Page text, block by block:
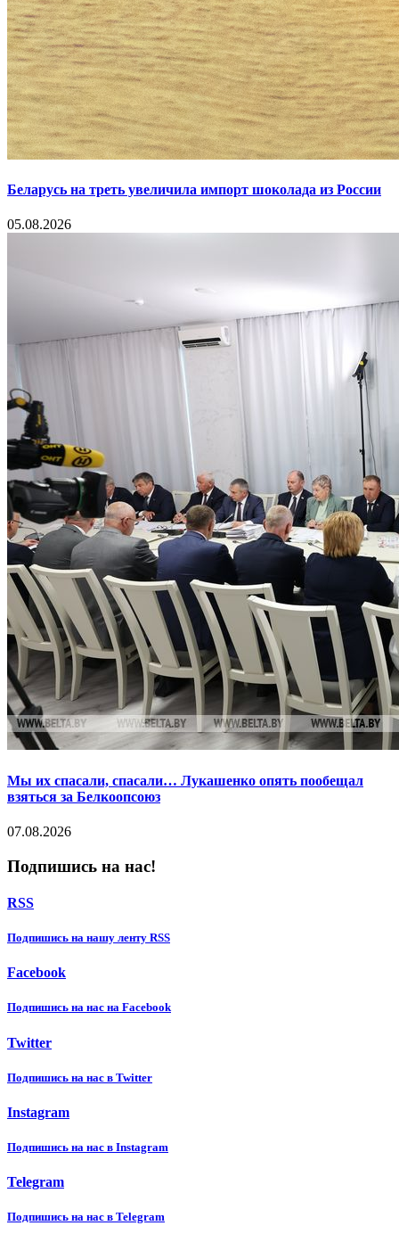
Беларусь на треть увеличила импорт шоколада из России
05.08.2026
Мы их спасали, спасали… Лукашенко опять пообещал
взяться за Белкоопсоюз
07.08.2026
Подпишись на нас!
RSS
Подпишиcь на нашу ленту RSS
Facebook
Подпишиcь на нас на Facebook
Twitter
Подпишиcь на нас в Twitter
Instagram
Подпишиcь на нас в Instagram
Telegram
Подпишиcь на нас в Telegram